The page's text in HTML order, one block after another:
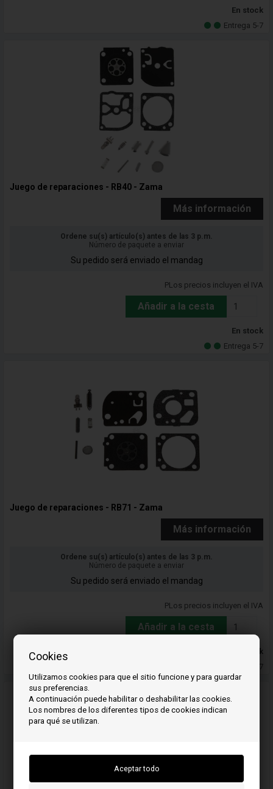
Cookies
Utilizamos cookies para que el sitio funcione y para guardar
sus preferencias.
A continuación puede habilitar o deshabilitar las cookies.
Los nombres de los diferentes tipos de cookies indican
para qué se utilizan.
En stock
Entrega 5-7
Juego de reparaciones - RB40 - Zama
Más información
Ordene su(s) artículo(s) antes de las 3 p.m.
Número de paquete a enviar
Su pedido será enviado el mandag
PLos precios incluyen el IVA
Añadir a la cesta
En stock
Entrega 5-7
Juego de reparaciones - RB71 - Zama
Más información
Ordene su(s) artículo(s) antes de las 3 p.m.
Número de paquete a enviar
Su pedido será enviado el mandag
PLos precios incluyen el IVA
Añadir a la cesta
En stock
Entrega 5-7